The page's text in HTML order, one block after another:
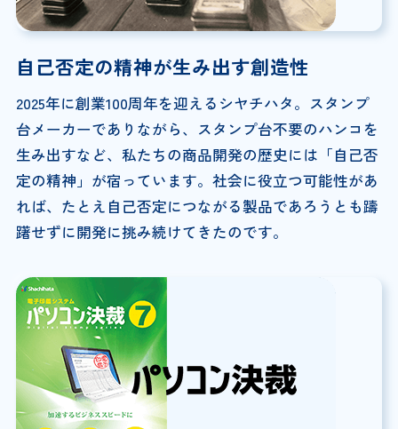
自己否定の精神が生み出す創造性
2025年に創業100周年を迎えるシヤチハタ。スタンプ
台メーカーでありながら、スタンプ台不要のハンコを
生み出すなど、私たちの商品開発の歴史には「自己否
定の精神」が宿っています。社会に役立つ可能性があ
れば、たとえ自己否定につながる製品であろうとも躊
躇せずに開発に挑み続けてきたのです。